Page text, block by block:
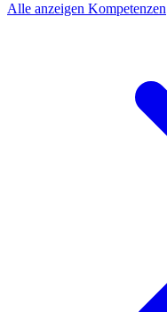
Alle anzeigen Kompetenzen